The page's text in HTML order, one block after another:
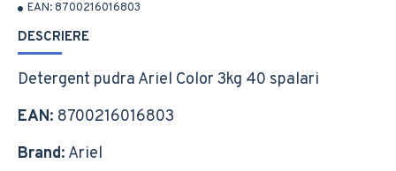
EAN: 8700216016803
DESCRIERE
Detergent pudra Ariel Color 3kg 40 spalari
EAN: 8700216016803
Brand: Ariel